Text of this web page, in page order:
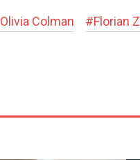
Olivia Colman #Florian